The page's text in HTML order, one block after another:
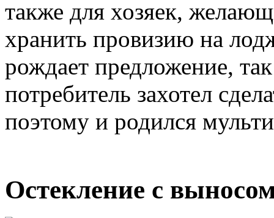
также для хозяек,
хранить провизию на
рождает предложение,
потребитель захотел
поэтому и родился
Остекление с